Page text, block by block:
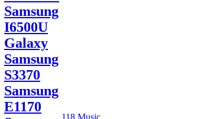
Samsung
I6500U
Galaxy
Samsung
S3370
Samsung
E1170
118 Music